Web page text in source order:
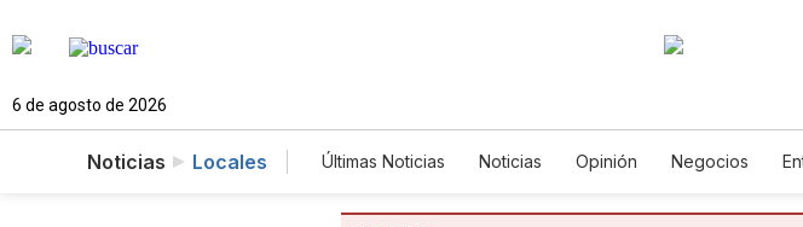
6 de agosto de 2026
Noticias Locales Últimas Noticias Noticias Opinión Negocios